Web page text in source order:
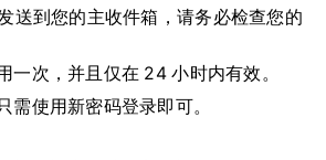
送到您的主收件箱，请务必检查您的
一次，并且仅在 24 小时内有效。
需使用新密码登录即可。